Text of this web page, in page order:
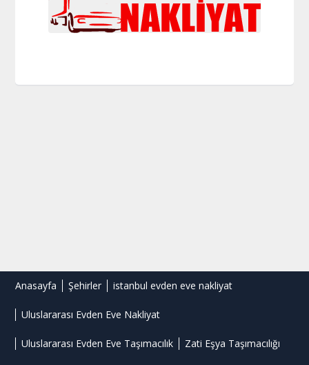
Anasayfa Şehirler istanbul evden eve nakliyat
Uluslararası Evden Eve Nakliyat
Uluslararası Evden Eve Taşımacılık Zati Eşya Taşımacılığı